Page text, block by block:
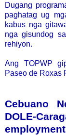
Dugang
paghatag ug
kabus nga
nga gisundog
rehiyon.
Ang TOPWP
Paseo de Roxas
Cebuano
DOLE-